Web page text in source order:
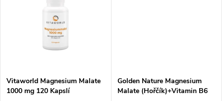
Vitaworld Magnesium Malate
1000 mg 120 Kapslí
Golden Nature Magnesium
Malate (Hořčík)+Vitamin B6